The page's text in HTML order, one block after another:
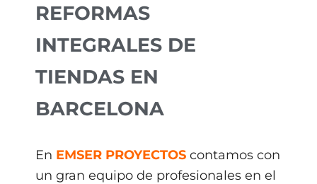
REFORMAS
INTEGRALES DE
TIENDAS EN
BARCELONA
En EMSER PROYECTOS contamos con
un gran equipo de profesionales en el